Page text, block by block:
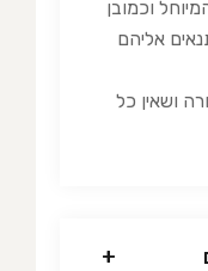
וכמובן
אליהם
ושאין כל